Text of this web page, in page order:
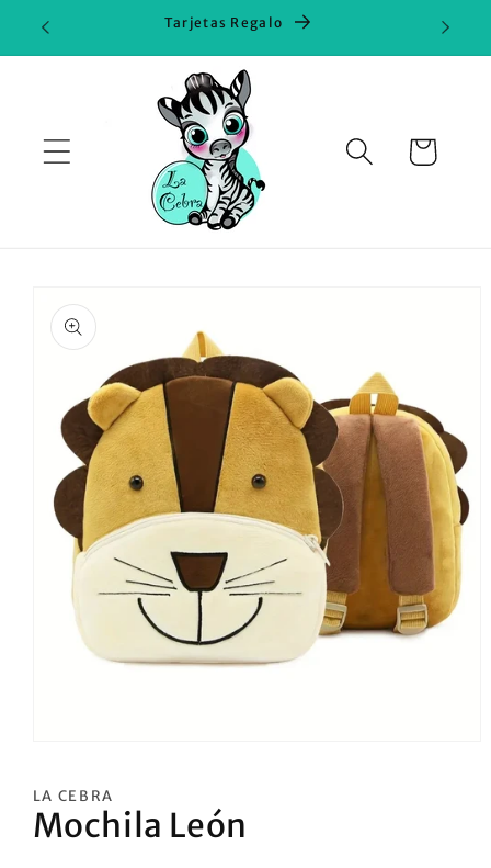
directamente
al contenido
Tarjetas Regalo
Carrito
información
del producto
1
en
una
LA CEBRA
Mochila León